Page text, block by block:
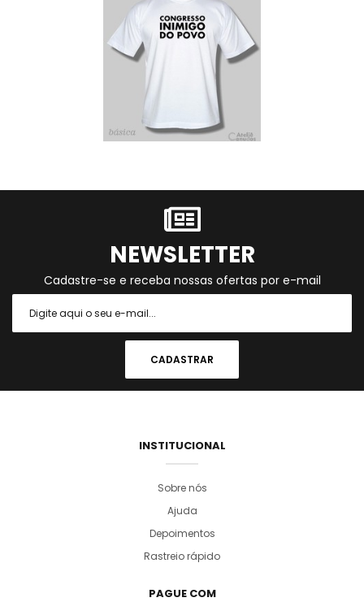
NEWSLETTER
Cadastre-se e receba nossas ofertas por e-mail
INSTITUCIONAL
Sobre nós
Ajuda
Depoimentos
Rastreio rápido
PAGUE COM